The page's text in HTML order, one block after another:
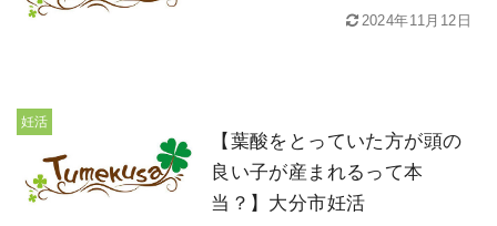
2024年11月12日
妊活
【葉酸をとっていた方が頭の
良い子が産まれるって本
当？】大分市妊活